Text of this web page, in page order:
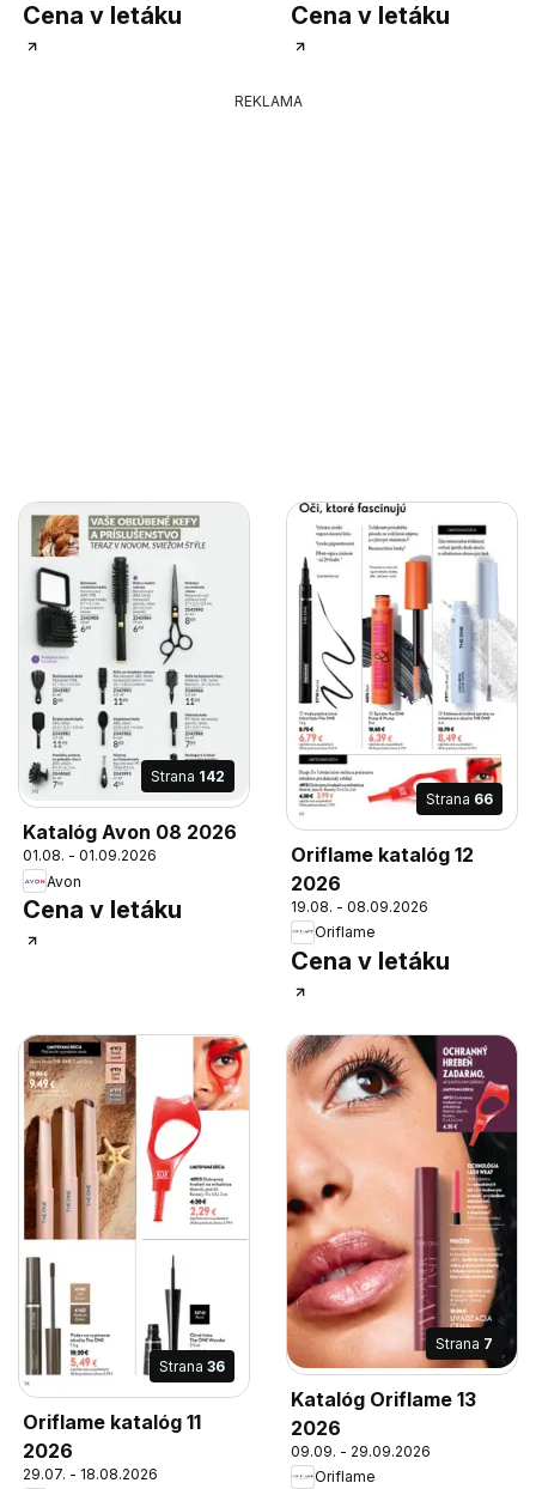
Cena v letáku Cena v letáku
REKLAMA
Strana 142
Katalóg Avon 08 2026
01.08. - 01.09.2026
Avon
Cena v letáku
Strana 66
Oriflame katalóg 12
2026
19.08. - 08.09.2026
Oriflame
Cena v letáku
Strana 36
Oriflame katalóg 11
2026
29.07. - 18.08.2026
Strana 7
Katalóg Oriflame 13
2026
09.09. - 29.09.2026
Oriflame